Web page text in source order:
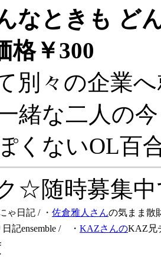
んなときも ど
格￥300
別々の企業
緒な二人の
くないOL百
☆随時募集
ゃ日記 / ・ 佐倉雅人さんの気まま散
記ensemble / ・ KAZさんのKAZ兄